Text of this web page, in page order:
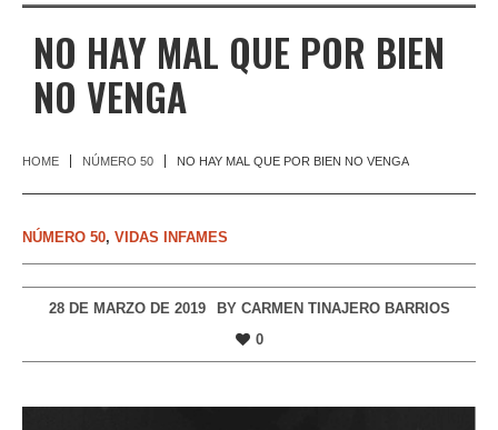
NO HAY MAL QUE POR BIEN
NO VENGA
HOME NÚMERO 50 NO HAY MAL QUE POR BIEN NO VENGA
NÚMERO 50, VIDAS INFAMES
28 DE MARZO DE 2019 BY CARMEN TINAJERO BARRIOS
0